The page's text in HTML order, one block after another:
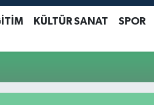
%0.18
%2.59
KÜLTÜR SANAT SPOR